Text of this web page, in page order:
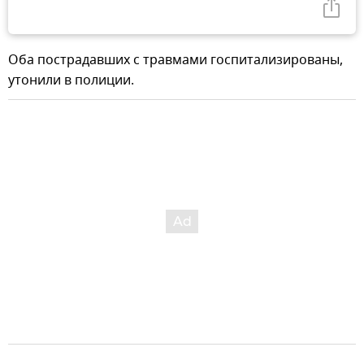
Оба пострадавших с травмами госпитализированы,
утонили в полиции.